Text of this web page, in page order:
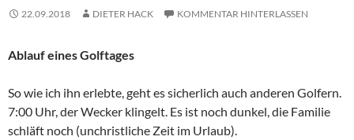
22.09.2018 DIETER HACK KOMMENTAR HINTERLASSEN
Ablauf eines Golftages
So wie ich ihn erlebte, geht es sicherlich auch anderen Golfern.
7:00 Uhr, der Wecker klingelt. Es ist noch dunkel, die Familie
schläft noch (unchristliche Zeit im Urlaub).